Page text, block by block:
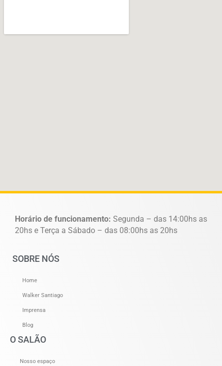
Horário de funcionamento: Segunda – das 14:00hs as
20hs e Terça a Sábado – das 08:00hs as 20hs
SOBRE NÓS
Home
Walker Santiago
Imprensa
Blog
O SALÃO
Nosso espaço